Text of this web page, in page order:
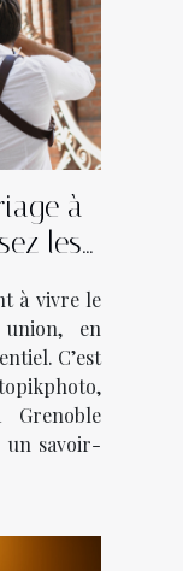
à
les
à vivre le
en
C’est
un savoir-